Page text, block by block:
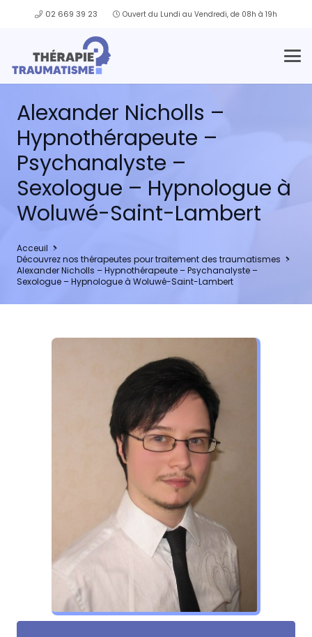
02 669 39 23 Ouvert du Lundi au Vendredi, de 08h à 19h
Alexander Nicholls –
Hypnothérapeute –
Psychanalyste –
Sexologue – Hypnologue à
Woluwé-Saint-Lambert
Acceuil
Découvrez nos thérapeutes pour traitement des traumatismes
Alexander Nicholls – Hypnothérapeute – Psychanalyste –
Sexologue – Hypnologue à Woluwé-Saint-Lambert